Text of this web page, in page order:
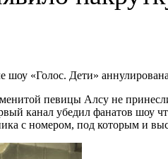
певицы Алсу не
канал убедил фанатов шоу
с номером, под которым и